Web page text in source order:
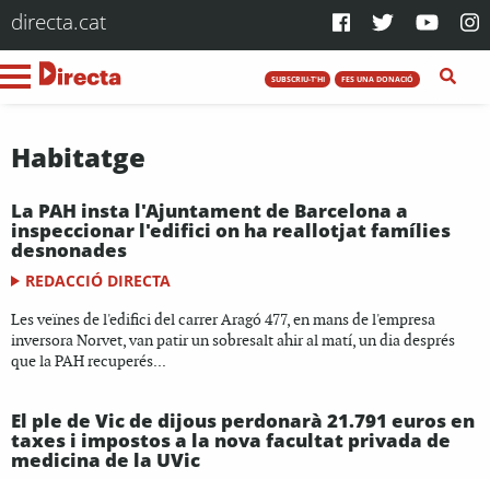
directa.cat
SUBSCRIU-T'HI FES UNA DONACIÓ
Habitatge
La PAH insta l'Ajuntament de Barcelona a
inspeccionar l'edifici on ha reallotjat famílies
desnonades
REDACCIÓ DIRECTA
Les veïnes de l'edifici del carrer Aragó 477, en mans de l'empresa
inversora Norvet, van patir un sobresalt ahir al matí, un dia després
que la PAH recuperés...
El ple de Vic de dijous perdonarà 21.791 euros en
taxes i impostos a la nova facultat privada de
medicina de la UVic